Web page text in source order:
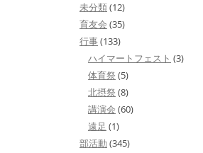
未分類(12)
育友会 (35)
行事(133)
ハイマートフェスト (3)
体育祭 (5)
北摂祭 (8)
講演会 (60)
遠足 (1)
部活動 (345)